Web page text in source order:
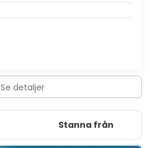
Se detaljer
Stanna från